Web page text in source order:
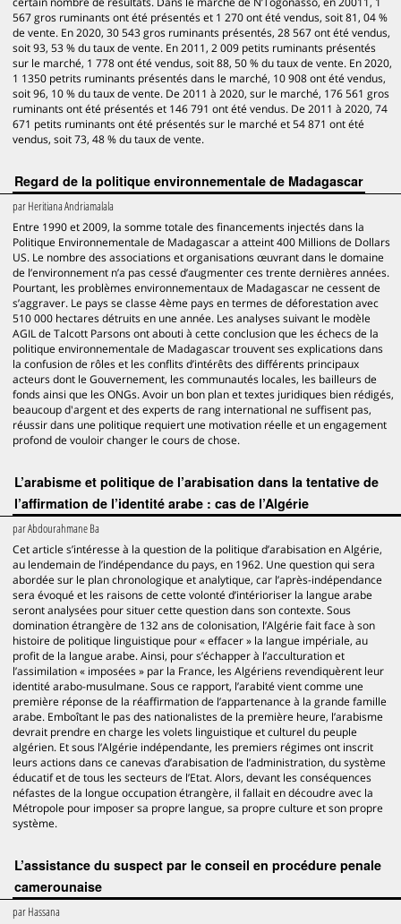
567 gros ruminants ont été présentés et 1 270 ont été vendus, soit 81, 04 %
de vente. En 2020, 30 543 gros ruminants présentés, 28 567 ont été vendus,
soit 93, 53 % du taux de vente. En 2011, 2 009 petits ruminants présentés
sur le marché, 1 778 ont été vendus, soit 88, 50 % du taux de vente. En 2020,
1 1350 petrits ruminants présentés dans le marché, 10 908 ont été vendus,
soit 96, 10 % du taux de vente. De 2011 à 2020, sur le marché, 176 561 gros
ruminants ont été présentés et 146 791 ont été vendus. De 2011 à 2020, 74
671 petits ruminants ont été présentés sur le marché et 54 871 ont été
vendus, soit 73, 48 % du taux de vente.
Regard de la politique environnementale de Madagascar
parHeritiana Andriamalala
Entre 1990 et 2009, la somme totale des financements injectés dans la
Politique Environnementale de Madagascar a atteint 400 Millions de Dollars
US. Le nombre des associations et organisations œuvrant dans le domaine
de l’environnement n’a pas cessé d’augmenter ces trente dernières années.
Pourtant, les problèmes environnementaux de Madagascar ne cessent de
s’aggraver. Le pays se classe 4ème pays en termes de déforestation avec
510 000 hectares détruits en une année. Les analyses suivant le modèle
AGIL de Talcott Parsons ont abouti à cette conclusion que les échecs de la
politique environnementale de Madagascar trouvent ses explications dans
la confusion de rôles et les conflits d’intérêts des différents principaux
acteurs dont le Gouvernement, les communautés locales, les bailleurs de
fonds ainsi que les ONGs. Avoir un bon plan et textes juridiques bien rédigés,
beaucoup d'argent et des experts de rang international ne suffisent pas,
réussir dans une politique requiert une motivation réelle et un engagement
profond de vouloir changer le cours de chose.
L’arabisme et politique de l’arabisation dans la tentative de
l’affirmation de l’identité arabe : cas de l’Algérie
parAbdourahmane Ba
Cet article s’intéresse à la question de la politique d’arabisation en Algérie,
au lendemain de l’indépendance du pays, en 1962. Une question qui sera
abordée sur le plan chronologique et analytique, car l’après-indépendance
sera évoqué et les raisons de cette volonté d’intérioriser la langue arabe
seront analysées pour situer cette question dans son contexte. Sous
domination étrangère de 132 ans de colonisation, l’Algérie fait face à son
histoire de politique linguistique pour « effacer » la langue impériale, au
profit de la langue arabe. Ainsi, pour s’échapper à l’acculturation et
l’assimilation « imposées » par la France, les Algériens revendiquèrent leur
identité arabo-musulmane. Sous ce rapport, l’arabité vient comme une
première réponse de la réaffirmation de l’appartenance à la grande famille
arabe. Emboîtant le pas des nationalistes de la première heure, l’arabisme
devrait prendre en charge les volets linguistique et culturel du peuple
algérien. Et sous l’Algérie indépendante, les premiers régimes ont inscrit
leurs actions dans ce canevas d’arabisation de l’administration, du système
éducatif et de tous les secteurs de l’Etat. Alors, devant les conséquences
néfastes de la longue occupation étrangère, il fallait en découdre avec la
Métropole pour imposer sa propre langue, sa propre culture et son propre
système.
L’assistance du suspect par le conseil en procédure penale
camerounaise
parHassana